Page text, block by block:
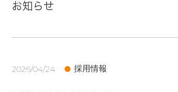
お知らせ
2026/04/24 採用情報